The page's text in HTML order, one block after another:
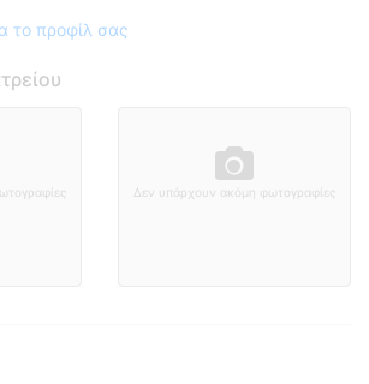
το προφίλ σας
Δεν υπάρχουν ακόμη φωτογραφίες